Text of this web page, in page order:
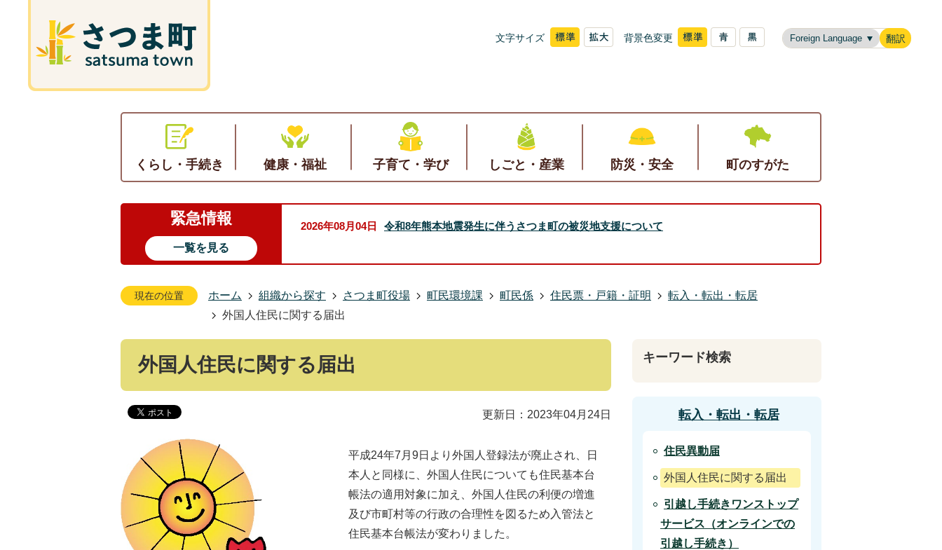
文字サイズ 背景色変更 翻訳
くらし・手続き 健康・福祉 子育て・学び しごと・産業 防災・安全 町のすがた
緊急情報
一覧を見る
2026年08月04日 令和8年熊本地震発生に伴うさつま町の被災地支援について
現在の位置 ホーム 組織から探す さつま町役場 町民環境課 町民係 住民票・戸籍・証明
転入・転出・転居
外国人住民に関する届出
外国人住民に関する届出
更新日：2023年04月24日
平成24年7月9日より外国人登録法が廃止され、日
本人と同様に、外国人住民についても住民基本台
帳法の適用対象に加え、外国人住民の利便の増進
及び市町村等の行政の合理性を図るため入管法と
住民基本台帳法が変わりました。
キーワード検索
転入・転出・転居
住民異動届
外国人住民に関する届出
引越し手続きワンストップ
サービス（オンラインでの
引越し手続き）